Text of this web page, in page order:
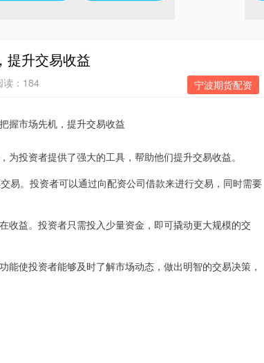
提升交易收益
宁波期货配资
读：184
投资者提供了强大的工具，帮助他们提升交易收益。
易。投资者可以通过向配资公司借款来进行交易，同时需要
收益。投资者只需投入少量资金，即可撬动更大规模的交
使投资者能够及时了解市场动态，做出明智的交易决策，